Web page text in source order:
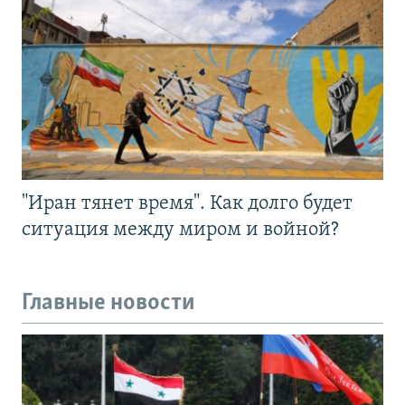
"Иран тянет время". Как долго будет
ситуация между миром и войной?
Главные новости